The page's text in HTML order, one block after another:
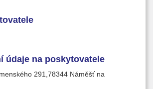
údaje na poskytovatele
291,78344 Náměšť na